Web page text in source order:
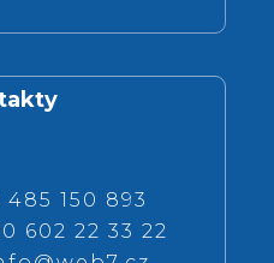
485 150 893
602 22 33 22